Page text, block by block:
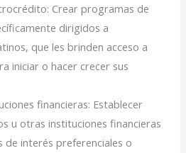
Crear programas de
dirigidos a
que les brinden acceso a
iniciar o hacer crecer sus
financieras: Establecer
u otras instituciones financieras
de interés preferenciales o